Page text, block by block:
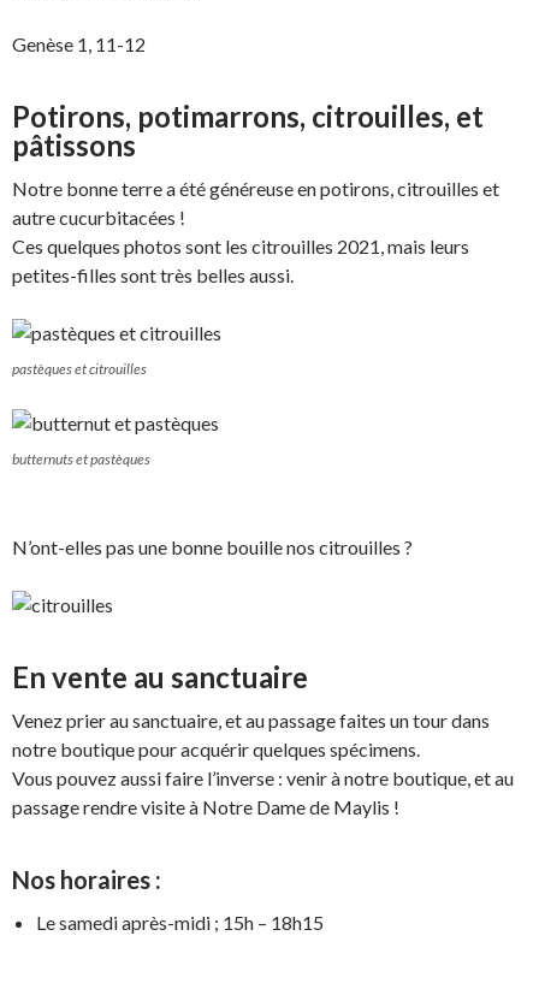
Genèse 1, 11-12
Potirons, potimarrons, citrouilles, et
pâtissons
Notre bonne terre a été généreuse en potirons, citrouilles et
autre cucurbitacées !
Ces quelques photos sont les citrouilles 2021, mais leurs
petites-filles sont très belles aussi.
pastèques et citrouilles
butternuts et pastèques
N’ont-elles pas une bonne bouille nos citrouilles ?
En vente au sanctuaire
Venez prier au sanctuaire, et au passage faites un tour dans
notre boutique pour acquérir quelques spécimens.
Vous pouvez aussi faire l’inverse : venir à notre boutique, et au
passage rendre visite à Notre Dame de Maylis !
Nos horaires :
Le samedi après-midi ; 15h – 18h15